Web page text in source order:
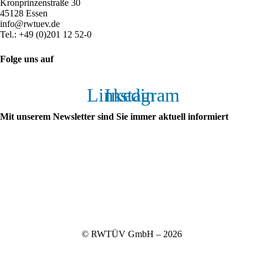
Kalimbassieris Maritime — Istanbul
Türkei
Kalimbassieris Maritime — Limassol
26 Pentadaktylou Street, 4001 Limassol, Zypern
Gohliser Str. 13, 04105 Leipzig
Kronprinzenstraße 30
45128 Essen
info@rwtuev.de
Tel.: +49 (0)201 12 52-0
Folge uns auf
Linkedin
Instagram
Mit unserem Newsletter sind Sie immer aktuell informiert
© RWTÜV GmbH – 2026